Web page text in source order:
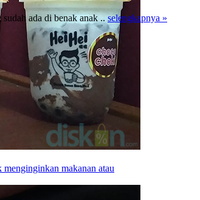
menginginkan makanan atau
sudah ada di benak anak ..selengkapnya »